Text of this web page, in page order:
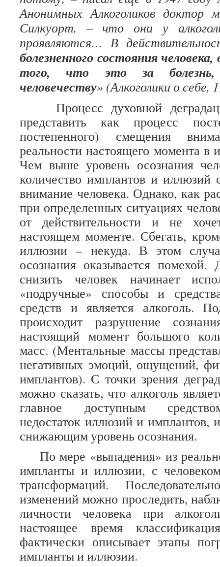
Анонимных Алкоголиков доктор
Силкуорт, – что они у
проявляются… В
болезненного состояния
того, что это за болезнь,
человечеству» (Алкоголики о себе,
Процесс духовной
представить как процесс
постепенного) смещения
реальности настоящего момента
Чем выше уровень осознания
количество имплантов и иллюзий
внимание человека. Однако, как
при определенных ситуациях
от действительности и не
настоящем моменте. Сбегать,
иллюзии – некуда. В этом
осознания оказывается
снизить человек начинает
«подручные» способы и
средств и является алкоголь.
происходит разрушение
настоящий момент большого
масс. (Ментальные массы
негативных эмоций, ощущений,
имплантов). С точки зрения
можно сказать, что алкоголь
главное доступным
недостаток иллюзий и имплантов,
снижающим уровень осознания.
По мере «выпадения» из
импланты и иллюзии, с
трансформаций.
изменений можно проследить,
личности человека при
настоящее время
фактически описывает этапы
импланты и иллюзии.